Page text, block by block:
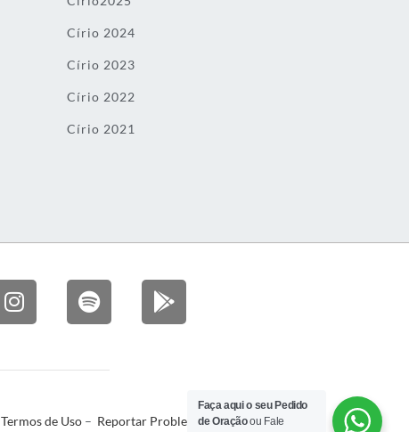
Círio 2024
Círio 2023
Círio 2022
Círio 2021
Termos de Uso– Reportar Problema
Faça aqui o seu Pedido
de Oraçãoou Fale